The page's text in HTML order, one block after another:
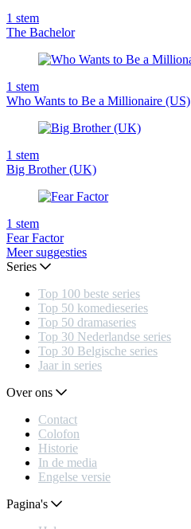
1 stem
The Bachelor
1 stem
Who Wants to Be a Millionaire (US)
1 stem
Big Brother (UK)
1 stem
Fear Factor
Meer suggesties
Series
Top 100 beste series
Top 50 komedieseries
Top 50 dramaseries
Top 30 Nederlandse series
Top 30 Belgische series
Jaar in series
Over ons
Contact
Colofon
Historie
In de media
Engelse versie
Pagina's